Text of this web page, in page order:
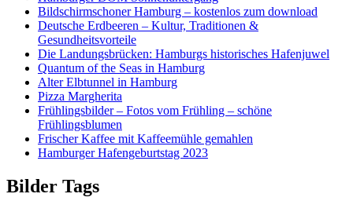
Bildschirmschoner Hamburg – kostenlos zum download
Deutsche Erdbeeren – Kultur, Traditionen &
Gesundheitsvorteile
Die Landungsbrücken: Hamburgs historisches Hafenjuwel
Quantum of the Seas in Hamburg
Alter Elbtunnel in Hamburg
Pizza Margherita
Frühlingsbilder – Fotos vom Frühling – schöne
Frühlingsblumen
Frischer Kaffee mit Kaffeemühle gemahlen
Hamburger Hafengeburtstag 2023
Bilder Tags